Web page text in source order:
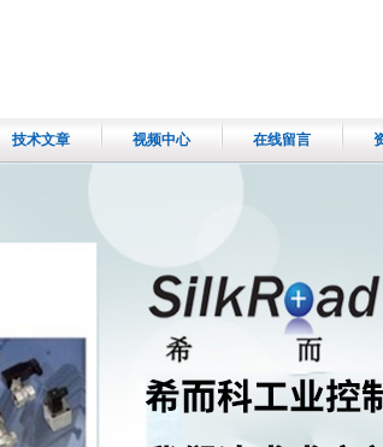
技术文章 视频中心 在线留言